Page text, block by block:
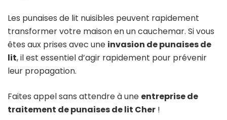
Les punaises de lit nuisibles peuvent rapidement
transformer votre maison en un cauchemar. Si vous
êtes aux prises avec une invasion de punaises de
lit, il est essentiel d’agir rapidement pour prévenir
leur propagation.
Faites appel sans attendre à une entreprise de
traitement de punaises de lit Cher !